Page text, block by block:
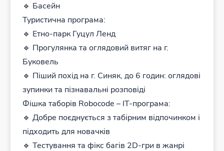
🔹 Басейн
Туристична програма:
🔹 Етно-парк Гуцул Ленд
🔹 Прогулянка та оглядовий витяг на г.
Буковель
🔹 Піший похід на г. Синяк, до 6 годин: оглядові
зупинки та пізнавальні розповіді
Фішка таборів Robocode – ІТ-програма:
🔹 Добре поєднується з табірним відпочинком і
підходить для новачків
🔹 Тестування та фікс багів 2D-гри в жанрі